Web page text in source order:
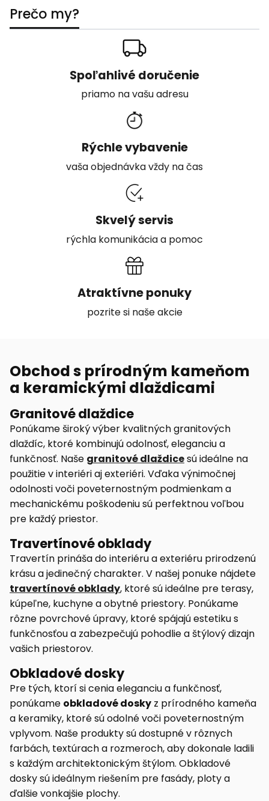
Prečo my?
Spoľahlivé doručenie
priamo na vašu adresu
Rýchle vybavenie
vaša objednávka vždy na čas
Skvelý servis
rýchla komunikácia a pomoc
Atraktívne ponuky
pozrite si naše akcie
Obchod s prírodným kameňom
a keramickými dlaždicami
Granitové dlaždice
Ponúkame široký výber kvalitných granitových
dlaždíc, ktoré kombinujú odolnosť, eleganciu a
funkčnosť. Naše granitové dlaždicesú ideálne na
použitie v interiéri aj exteriéri. Vďaka výnimočnej
odolnosti voči poveternostným podmienkam a
mechanickému poškodeniu sú perfektnou voľbou
pre každý priestor.
Travertínové obklady
Travertín prináša do interiéru a exteriéru prirodzenú
krásu a jedinečný charakter. V našej ponuke nájdete
travertínové obklady, ktoré sú ideálne pre terasy,
kúpeľne, kuchyne a obytné priestory. Ponúkame
rôzne povrchové úpravy, ktoré spájajú estetiku s
funkčnosťou a zabezpečujú pohodlie a štýlový dizajn
vašich priestorov.
Obkladové dosky
Pre tých, ktorí si cenia eleganciu a funkčnosť,
ponúkame obkladové dosky z prírodného kameňa
a keramiky, ktoré sú odolné voči poveternostným
vplyvom. Naše produkty sú dostupné v rôznych
farbách, textúrach a rozmeroch, aby dokonale ladili
s každým architektonickým štýlom. Obkladové
dosky sú ideálnym riešením pre fasády, ploty a
ďalšie vonkajšie plochy.